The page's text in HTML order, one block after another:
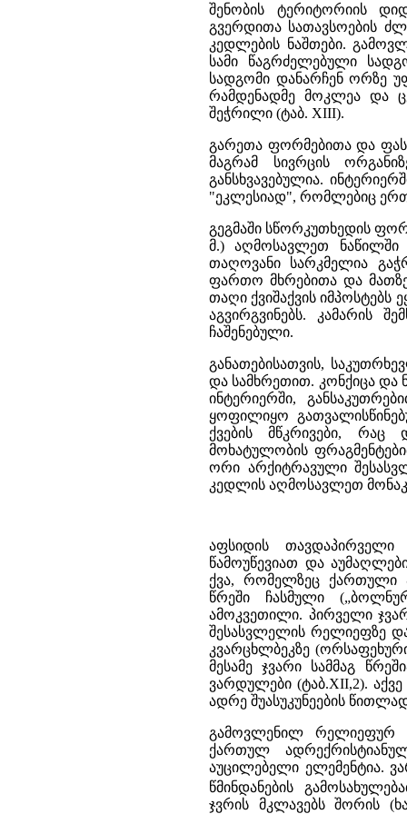
შენობის ტერიტორიის
გვერდითა სათავსოების
კედლების ნაშთები.
სამი წაგრძელებული
სადგომი დანარჩენ ორზე
რამდენადმე მოკლეა და
შეჭრილი (ტაბ. XIII).
გარეთა ფორმებითა და
მაგრამ სივრცის
განსხვავებულია.
"ეკლესიად", რომლებიც
გეგმაში სწორკუთხედის
მ.) აღმოსავლეთ ნაწილში
თაღოვანი სარკმელია
ფართო მხრებითა და
თაღი ქვიშაქვის
აგვირგვინებს. კამარის
ჩაშენებული.
განათებისათვის,
და სამხრეთით. კონქიცა და
ინტერიერში,
ყოფილიყო
ქვების მწკრივები,
მოხატულობის
ორი არქიტრავული
კედლის აღმოსავლეთ
აფსიდის თავდაპირველი
წამოუწევიათ და
ქვა, რომელზეც ქართული
წრეში ჩასმული
ამოკვეთილი. პირველი
შესასვლელის რელიეფზე
კვარცხლბეკზე
მესამე ჯვარი სამმაგ
ვარდულები (ტაბ.XII,2).
ადრე შუასუკუნეების
გამოვლენილ რელიეფურ
ქართულ
აუცილებელი ელემენტია.
წმინდანების
ჯვრის მკლავებს შორის